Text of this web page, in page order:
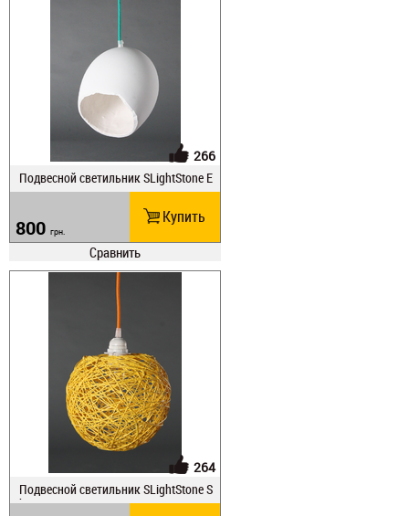
266
Подвесной светильник SLightStone E
GS 20
800 грн.
Купить
Сравнить
264
Подвесной светильник SLightStone S
har